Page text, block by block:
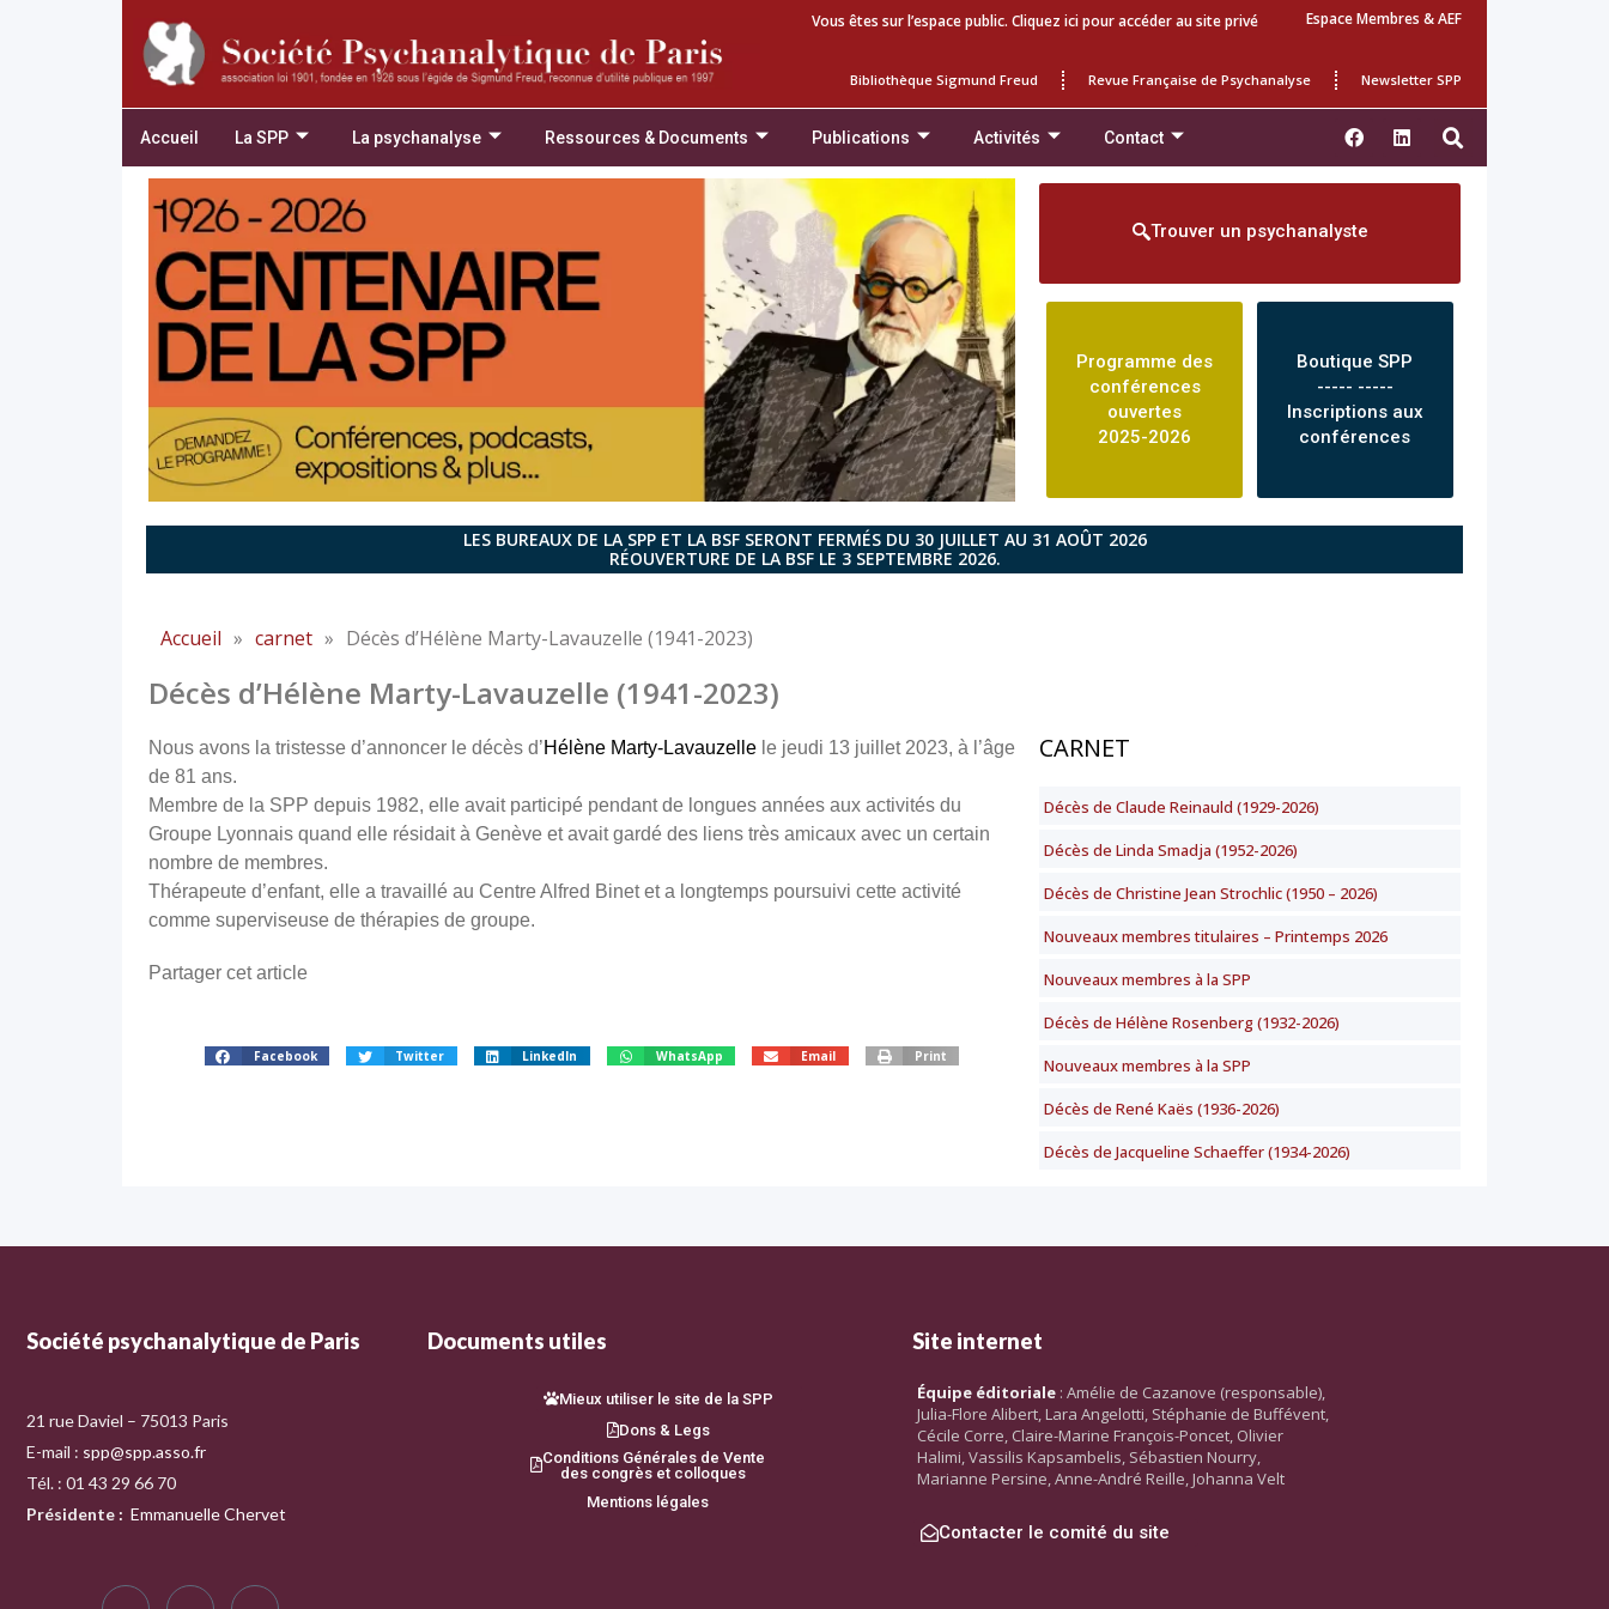
Vous êtes sur l’espace public. Cliquez ici pour accéder au site privé Espace Membres & AEF
Bibliothèque Sigmund Freud Revue Française de Psychanalyse Newsletter SPP
Accueil La SPP La psychanalyse Ressources & Documents Publications Activités Contact
Trouver un psychanalyste
Programme des
conférences
ouvertes
2025-2026
Boutique SPP
----- -----
Inscriptions aux
conférences
LES BUREAUX DE LA SPP ET LA BSF SERONT FERMÉS DU 30 JUILLET AU 31 AOÛT 2026
RÉOUVERTURE DE LA BSF LE 3 SEPTEMBRE 2026.
Accueil » carnet » Décès d’Hélène Marty-Lavauzelle (1941-2023)
Décès d’Hélène Marty-Lavauzelle (1941-2023)
Nous avons la tristesse d’annoncer le décès d’Hélène Marty-Lavauzelle le jeudi 13 juillet 2023, à l’âge
de 81 ans.
Membre de la SPP depuis 1982, elle avait participé pendant de longues années aux activités du
Groupe Lyonnais quand elle résidait à Genève et avait gardé des liens très amicaux avec un certain
nombre de membres.
Thérapeute d’enfant, elle a travaillé au Centre Alfred Binet et a longtemps poursuivi cette activité
comme superviseuse de thérapies de groupe.
Partager cet article
Facebook Twitter LinkedIn WhatsApp Email Print
CARNET
Décès de Claude Reinauld (1929-2026)
Décès de Linda Smadja (1952-2026)
Décès de Christine Jean Strochlic (1950 – 2026)
Nouveaux membres titulaires – Printemps 2026
Nouveaux membres à la SPP
Décès de Hélène Rosenberg (1932-2026)
Nouveaux membres à la SPP
Décès de René Kaës (1936-2026)
Décès de Jacqueline Schaeffer (1934-2026)
Société psychanalytique de Paris
21 rue Daviel – 75013 Paris
E-mail : spp@spp.asso.fr
Tél. : 01 43 29 66 70
Présidente : Emmanuelle Chervet
Documents utiles
Mieux utiliser le site de la SPP
Dons & Legs
Conditions Générales de Vente
des congrès et colloques
Mentions légales
Site internet
Équipe éditoriale : Amélie de Cazanove (responsable),
Julia-Flore Alibert, Lara Angelotti, Stéphanie de Buffévent,
Cécile Corre, Claire-Marine François-Poncet, Olivier
Halimi, Vassilis Kapsambelis, Sébastien Nourry,
Marianne Persine, Anne-André Reille, Johanna Velt
Contacter le comité du site